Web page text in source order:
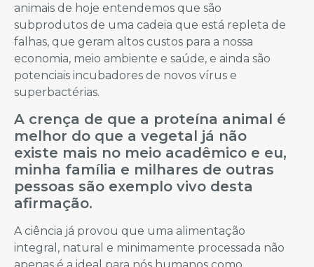
animais de hoje entendemos que são
subprodutos de uma cadeia que está repleta de
falhas, que geram altos custos para a nossa
economia, meio ambiente e saúde, e ainda são
potenciais incubadores de novos vírus e
superbactérias.
A crença de que a proteína animal é
melhor do que a vegetal já não
existe mais no meio acadêmico e eu,
minha família e milhares de outras
pessoas são exemplo vivo desta
afirmação.
A ciência já provou que uma alimentação
integral, natural e minimamente processada não